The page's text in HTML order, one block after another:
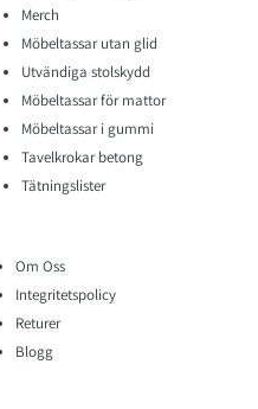
Invändiga stolskydd
Merch
Möbeltassar utan glid
Utvändiga stolskydd
Möbeltassar för mattor
Möbeltassar i gummi
Tavelkrokar betong
Om Oss
Integritetspolicy
Returer